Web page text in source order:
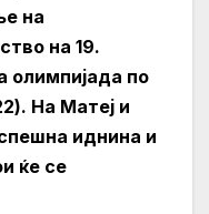
на
на 19.
олимпијада по
На Матеј и
иднина и
ќе се